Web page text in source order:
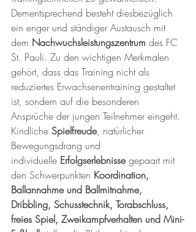
Dementsprechend besteht diesbezüglich
ein enger und ständiger Austausch mit
dem Nachwuchsleistungszentrum des FC
St. Pauli. Zu den wichtigen Merkmalen
gehört, dass das Training nicht als
reduziertes Erwachsenentraining gestaltet
ist, sondern auf die besonderen
Ansprüche der jungen Teilnehmer eingeht.
Kindliche Spielfreude, natürlicher
Bewegungsdrang und
individuelle Erfolgserlebnisse gepaart mit
den Schwerpunkten Koordination,
Ballannahme und Ballmitnahme,
Dribbling, Schusstechnik, Torabschluss,
freies Spiel, Zweikampfverhalten und Mini-